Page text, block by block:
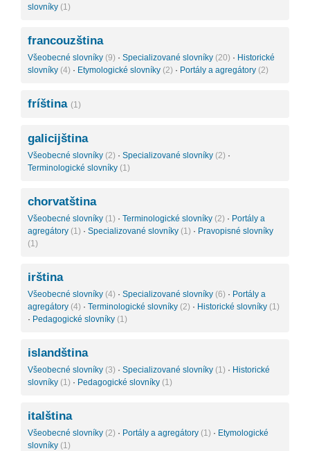
slovníky (1)
francouzština
Všeobecné slovníky (9) · Specializované slovníky (20) · Historické
slovníky (4) · Etymologické slovníky (2) · Portály a agregátory (2)
fríština (1)
galicijština
Všeobecné slovníky (2) · Specializované slovníky (2) ·
Terminologické slovníky (1)
chorvatština
Všeobecné slovníky (1) · Terminologické slovníky (2) · Portály a
agregátory (1) · Specializované slovníky (1) · Pravopisné slovníky
(1)
irština
Všeobecné slovníky (4) · Specializované slovníky (6) · Portály a
agregátory (4) · Terminologické slovníky (2) · Historické slovníky (1)
· Pedagogické slovníky (1)
islandština
Všeobecné slovníky (3) · Specializované slovníky (1) · Historické
slovníky (1) · Pedagogické slovníky (1)
italština
Všeobecné slovníky (2) · Portály a agregátory (1) · Etymologické
slovníky (1)